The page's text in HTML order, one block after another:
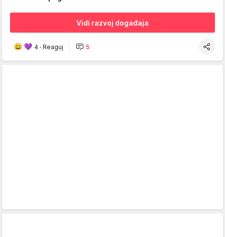
Vidi razvoj događaja
4 · Reaguj 5